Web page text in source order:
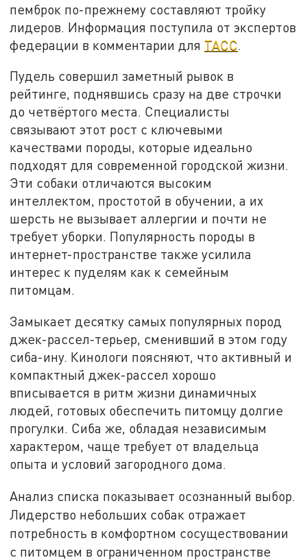
пемброк по-прежнему составляют тройку
лидеров. Информация поступила от экспертов
федерации в комментарии для ТАСС.
Пудель совершил заметный рывок в
рейтинге, поднявшись сразу на две строчки
до четвёртого места. Специалисты
связывают этот рост с ключевыми
качествами породы, которые идеально
подходят для современной городской жизни.
Эти собаки отличаются высоким
интеллектом, простотой в обучении, а их
шерсть не вызывает аллергии и почти не
требует уборки. Популярность породы в
интернет-пространстве также усилила
интерес к пуделям как к семейным
питомцам.
Замыкает десятку самых популярных пород
джек-рассел-терьер, сменивший в этом году
сиба-ину. Кинологи поясняют, что активный и
компактный джек-рассел хорошо
вписывается в ритм жизни динамичных
людей, готовых обеспечить питомцу долгие
прогулки. Сиба же, обладая независимым
характером, чаще требует от владельца
опыта и условий загородного дома.
Анализ списка показывает осознанный выбор.
Лидерство небольших собак отражает
потребность в комфортном сосуществовании
с питомцем в ограниченном пространстве